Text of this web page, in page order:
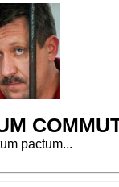
pactum...